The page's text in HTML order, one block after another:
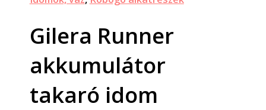
Gilera Runner
akkumulátor
takaró idom